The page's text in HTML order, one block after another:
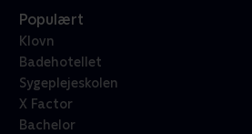
Populært
Klovn
Badehotellet
Sygeplejeskolen
X Factor
Bachelor